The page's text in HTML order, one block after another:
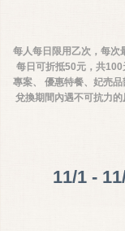
每人每日限用乙次，每
每日可折抵50元，共
專案、 優惠特餐、妃売
兌換期間內遇不可抗力
11/1 -